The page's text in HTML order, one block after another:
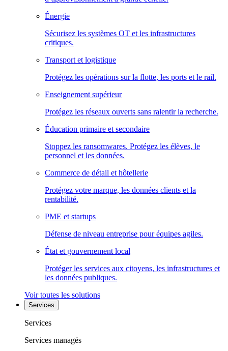
Énergie
Sécurisez les systèmes OT et les infrastructures
critiques.
Transport et logistique
Protégez les opérations sur la flotte, les ports et le rail.
Enseignement supérieur
Protégez les réseaux ouverts sans ralentir la recherche.
Éducation primaire et secondaire
Stoppez les ransomwares. Protégez les élèves, le
personnel et les données.
Commerce de détail et hôtellerie
Protégez votre marque, les données clients et la
rentabilité.
PME et startups
Défense de niveau entreprise pour équipes agiles.
État et gouvernement local
Protéger les services aux citoyens, les infrastructures et
les données publiques.
Voir toutes les solutions
Services
Services
Services managés